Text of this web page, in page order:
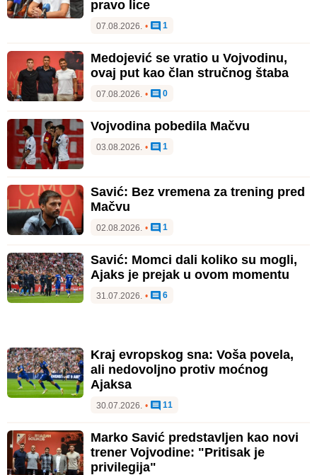
pravo lice
07.08.2026. • 1
Medojević se vratio u Vojvodinu,
ovaj put kao član stručnog štaba
07.08.2026. • 0
Vojvodina pobedila Mačvu
03.08.2026. • 1
Savić: Bez vremena za trening pred
Mačvu
02.08.2026. • 1
Savić: Momci dali koliko su mogli,
Ajaks je prejak u ovom momentu
31.07.2026. • 6
Kraj evropskog sna: Voša povela,
ali nedovoljno protiv moćnog
Ajaksa
30.07.2026. • 11
Marko Savić predstavljen kao novi
trener Vojvodine: "Pritisak je
privilegija"